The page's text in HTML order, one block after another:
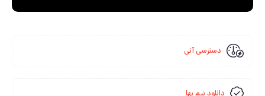
دسترسی آنی
دانلود نیم بها